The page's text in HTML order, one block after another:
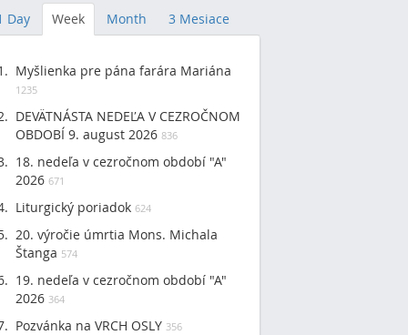
Day Week Month 3 Mesiace
Myšlienka pre pána farára Mariána
1235
DEVÄTNÁSTA NEDEĽA V CEZROČNOM
OBDOBÍ 9. august 2026 836
18. nedeľa v cezročnom období "A"
2026 671
Liturgický poriadok 624
20. výročie úmrtia Mons. Michala
Štanga 574
19. nedeľa v cezročnom období "A"
2026 364
Pozvánka na VRCH OSLY 356